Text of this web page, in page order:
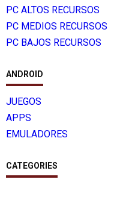
PC ALTOS RECURSOS
PC MEDIOS RECURSOS
PC BAJOS RECURSOS
ANDROID
JUEGOS
APPS
EMULADORES
CATEGORIES